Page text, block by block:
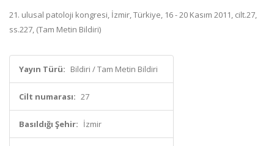
21. ulusal patoloji kongresi, İzmir, Türkiye, 16 - 20 Kasım 2011, cilt.27,
ss.227, (Tam Metin Bildiri)
Yayın Türü: Bildiri / Tam Metin Bildiri
Cilt numarası: 27
Basıldığı Şehir: İzmir